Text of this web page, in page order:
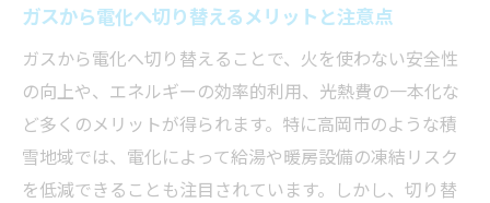
ガスから電化へ切り替えるメリットと注意点
ガスから電化へ切り替えることで、火を使わない安全性
の向上や、エネルギーの効率的利用、光熱費の一本化な
ど多くのメリットが得られます。特に高岡市のような積
雪地域では、電化によって給湯や暖房設備の凍結リスク
を低減できることも注目されています。しかし、切り替